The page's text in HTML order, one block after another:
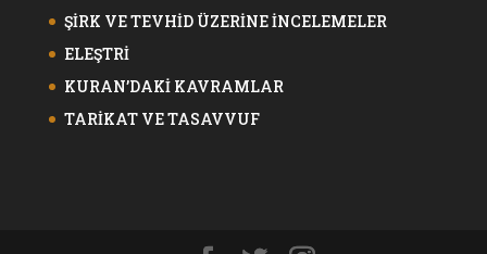
ŞİRK VE TEVHİD ÜZERİNE İNCELEMELER
ELEŞTRİ
KURAN’DAKİ KAVRAMLAR
TARİKAT VE TASAVVUF